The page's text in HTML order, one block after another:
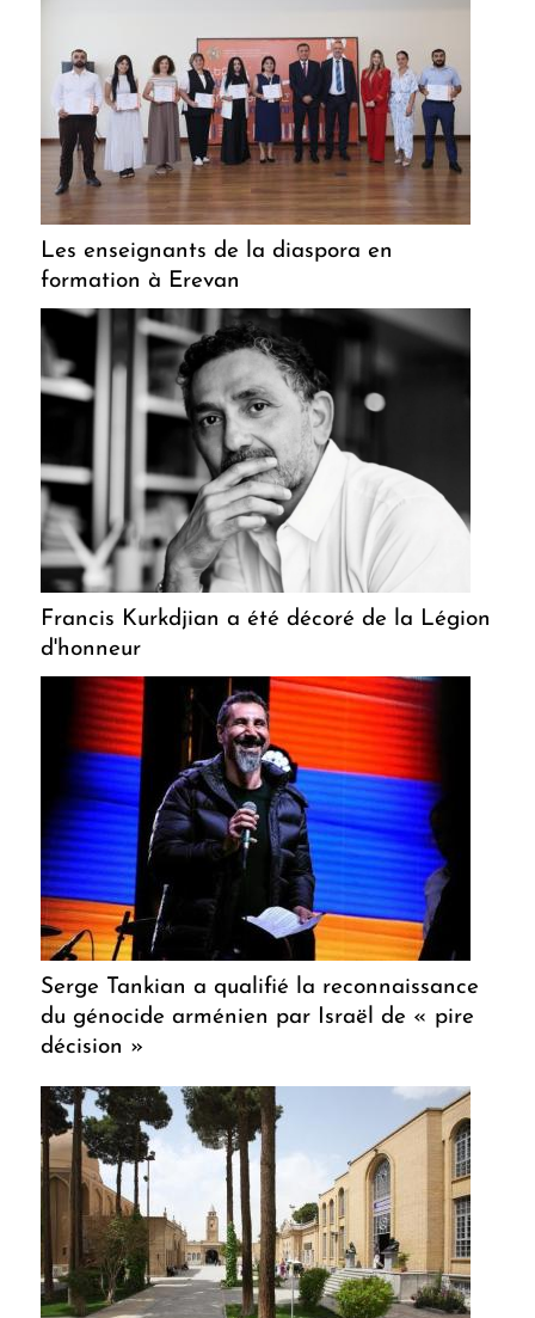
Les enseignants de la diaspora en
formation à Erevan
Francis Kurkdjian a été décoré de la Légion
d'honneur
Serge Tankian a qualifié la reconnaissance
du génocide arménien par Israël de « pire
décision »